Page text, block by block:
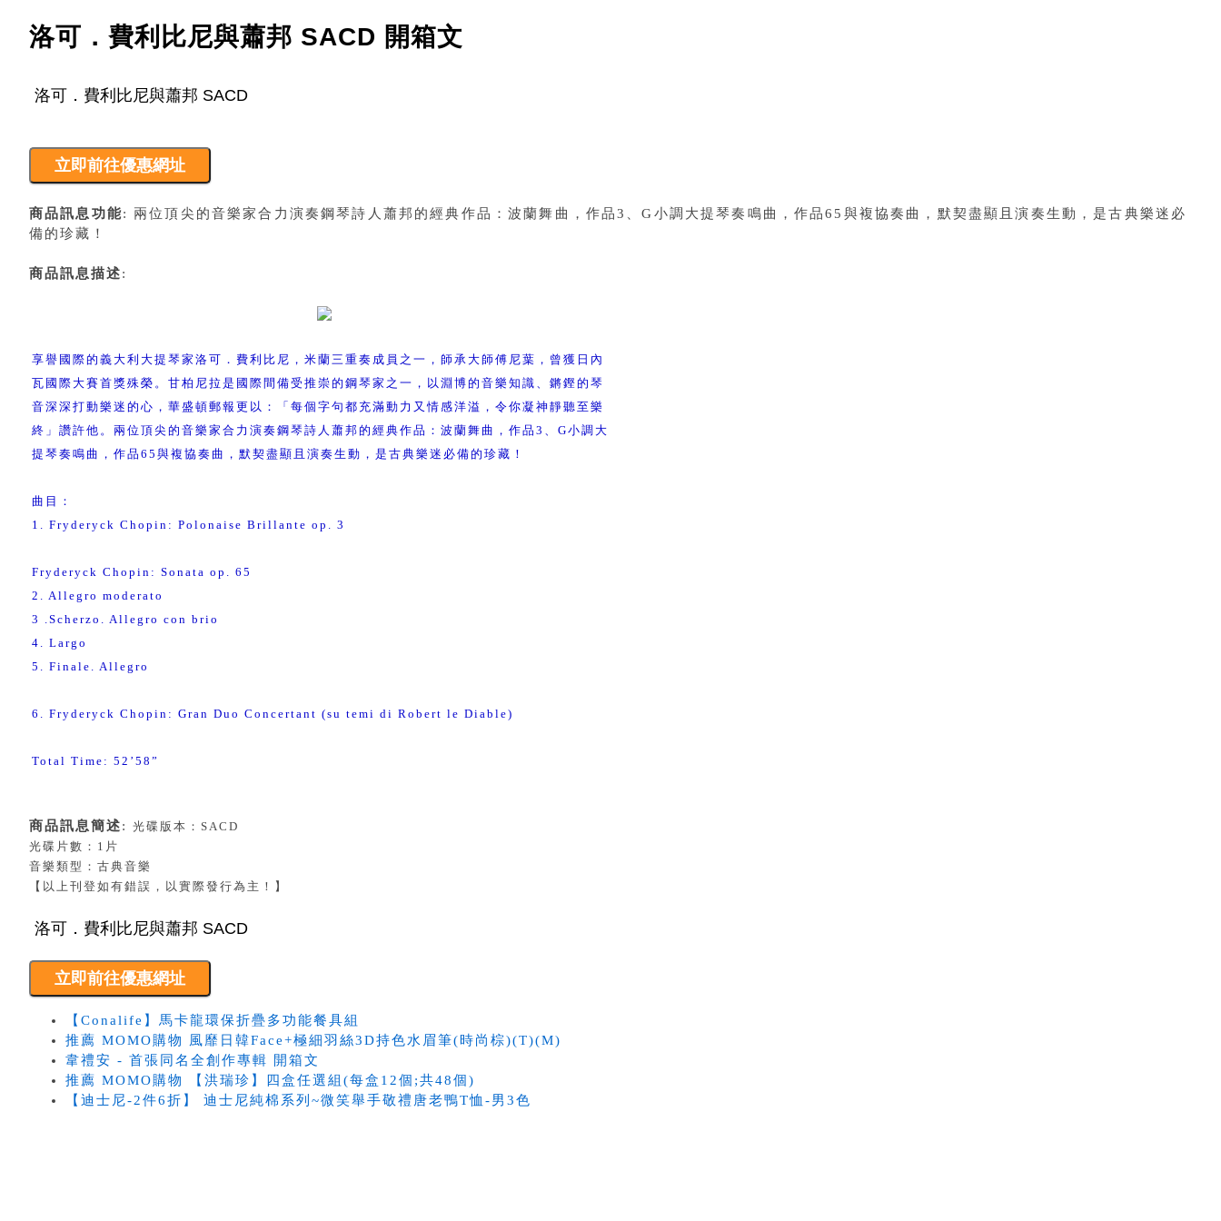
洛可．費利比尼與蕭邦 SACD 開箱文
商品訊息功能: 兩位頂尖的音樂家合力演奏鋼琴詩人蕭邦的經典作品：波蘭舞曲，作品3、G小調大提琴奏鳴曲，作品65與複協奏曲，默契盡顯且演奏生動，是古典樂迷必
備的珍藏！
商品訊息描述:
享譽國際的義大利大提琴家洛可．費利比尼，米蘭三重奏成員之一，師承大師傅尼葉，曾獲日內
瓦國際大賽首獎殊榮。甘柏尼拉是國際間備受推崇的鋼琴家之一，以淵博的音樂知識、鏘鏗的琴
音深深打動樂迷的心，華盛頓郵報更以：「每個字句都充滿動力又情感洋溢，令你凝神靜聽至樂
終」讚許他。兩位頂尖的音樂家合力演奏鋼琴詩人蕭邦的經典作品：波蘭舞曲，作品3、G小調大
提琴奏鳴曲，作品65與複協奏曲，默契盡顯且演奏生動，是古典樂迷必備的珍藏！
曲目：
1. Fryderyck Chopin: Polonaise Brillante op. 3
Fryderyck Chopin: Sonata op. 65
2. Allegro moderato
3 .Scherzo. Allegro con brio
4. Largo
5. Finale. Allegro
6. Fryderyck Chopin: Gran Duo Concertant (su temi di Robert le Diable)
Total Time: 52’58”
商品訊息簡述: 光碟版本：SACD
光碟片數：1片
音樂類型：古典音樂
【以上刊登如有錯誤，以實際發行為主！】
【Conalife】馬卡龍環保折疊多功能餐具組
推薦 MOMO購物 風靡日韓Face+極細羽絲3D持色水眉筆(時尚棕)(T)(M)
韋禮安 - 首張同名全創作專輯 開箱文
推薦 MOMO購物 【洪瑞珍】四盒任選組(每盒12個;共48個)
【迪士尼-2件6折】 迪士尼純棉系列~微笑舉手敬禮唐老鴨T恤-男3色